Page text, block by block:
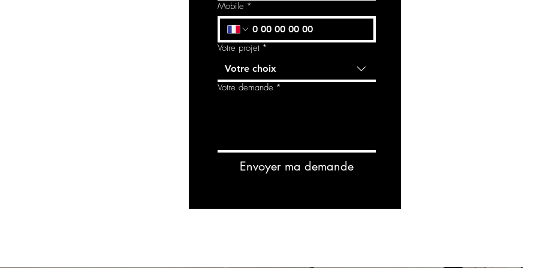
Mobile *
Votre projet *
Votre choix
Votre demande *
Envoyer ma demande